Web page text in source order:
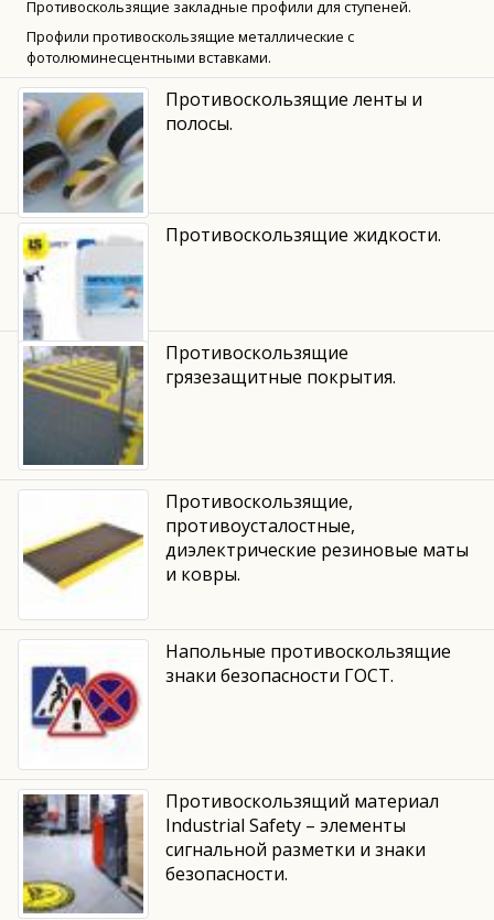
Противоскользящие закладные профили для ступеней.
Профили противоскользящие металлические с
фотолюминесцентными вставками.
Противоскользящие ленты и
полосы.
Противоскользящие жидкости.
Противоскользящие
грязезащитные покрытия.
Противоскользящие,
противоусталостные,
диэлектрические резиновые маты
и ковры.
Напольные противоскользящие
знаки безопасности ГОСТ.
Противоскользящий материал
Industrial Safety – элементы
сигнальной разметки и знаки
безопасности.